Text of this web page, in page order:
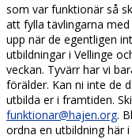
som var funktionär så
att fylla tävlingarna
upp när de egentligen
utbildningar i Vellinge
veckan. Tyvärr har vi
förälder. Kan ni inte de
utbilda er i framtiden.
funktionar@hajen.org.
ordna en utbildning här